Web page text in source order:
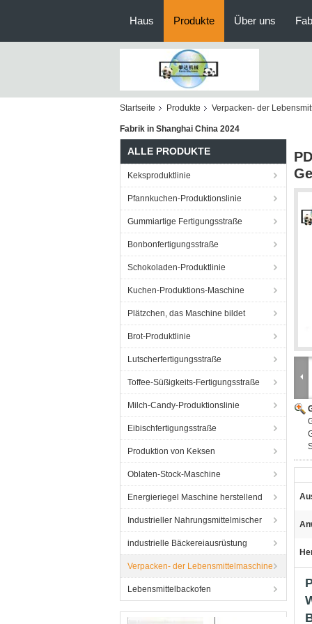
Haus Produkte Über uns
Startseite Produkte Verpacken- der
Fabrik in Shanghai China 2024
ALLE PRODUKTE
Keksproduktlinie
Pfannkuchen-Produktionslinie
Gummiartige Fertigungsstraße
Bonbonfertigungsstraße
Schokoladen-Produktlinie
Kuchen-Produktions-Maschine
Plätzchen, das Maschine bildet
Brot-Produktlinie
Lutscherfertigungsstraße
Toffee-Süßigkeits-Fertigungsstraße
Milch-Candy-Produktionslinie
Eibischfertigungsstraße
Produktion von Keksen
Oblaten-Stock-Maschine
Energieriegel Maschine herstellend
Industrieller Nahrungsmittelmischer
industrielle Bäckereiausrüstung
Verpacken- der Lebensmittelmaschine
Lebensmittelbackofen